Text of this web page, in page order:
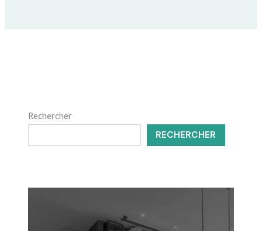
Rechercher
RECHERCHER